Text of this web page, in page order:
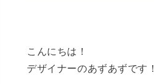
こんにちは！
デザイナーのあずあずです！